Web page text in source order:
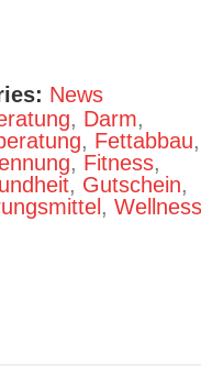
News
, Darm,
, Fettabbau,
, Fitness,
, Gutschein,
, Wellness